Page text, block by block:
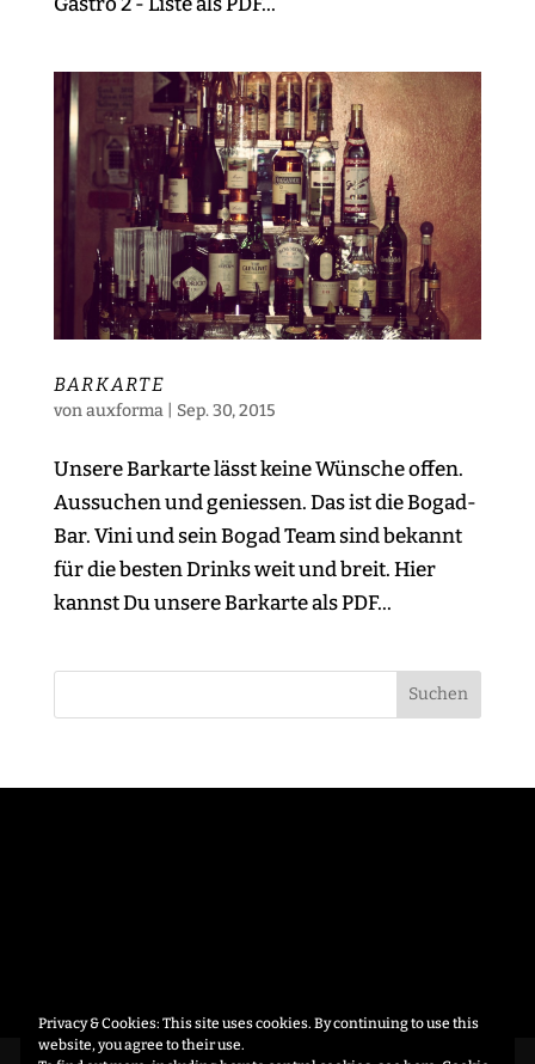
BARKARTE
vonauxforma| Sep. 30, 2015
Unsere Barkarte lässt keine Wünsche offen.
Aussuchen und geniessen. Das ist die Bogad-
Bar. Vini und sein Bogad Team sind bekannt
für die besten Drinks weit und breit. Hier
kannst Du unsere Barkarte als PDF...
Privacy & Cookies: This site uses cookies. By continuing to use this
website, you agree to their use.